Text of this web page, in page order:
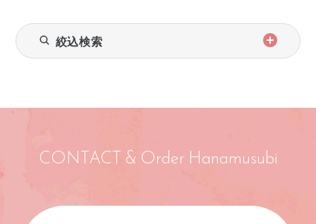
絞込検索
CONTACT & Order Hanamusubi